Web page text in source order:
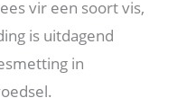
vir een soort vis,
is uitdagend
in